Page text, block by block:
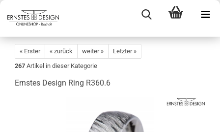
« Erster « zurück weiter »
Letzter »
267 Artikel in dieser Kategorie
Ernstes Design Ring R360.6